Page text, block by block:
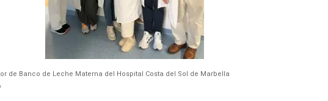
de Banco de Leche Materna del Hospital Costa del Sol de Marbella